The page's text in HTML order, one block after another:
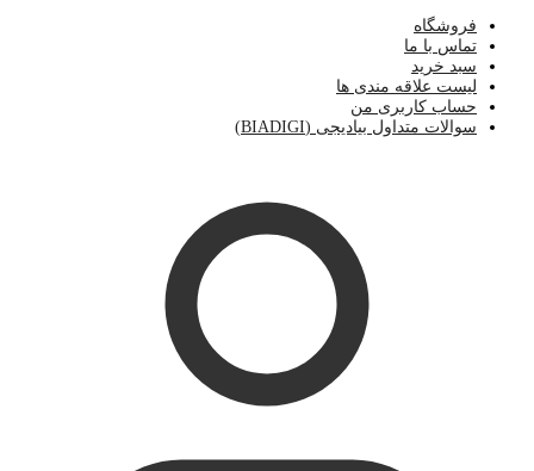
فروشگاه
تماس با ما
سبد خرید
لیست علاقه مندی ها
حساب کاربری من
سوالات متداول بیادیجی (BIADIGI)